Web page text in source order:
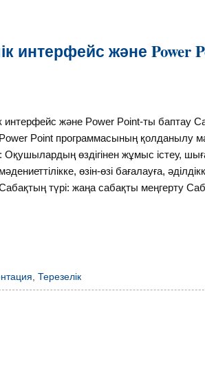
интерфейс және Power
интерфейс және Power Point-ты баптау
қолданылу
өздігінен жұмыс істеу,
өзін-өзі бағалауға,
түрі: жаңа сабақты меңгерту
,Терезелік